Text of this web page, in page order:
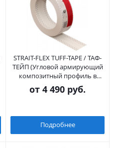
STRAIT-FLEX TUFF-TAPE / ТАФ-
ТЕЙП (Угловой армирующий
композитный профиль в
рулоне, 57 мм)
от 4 490 руб.
Подробнее